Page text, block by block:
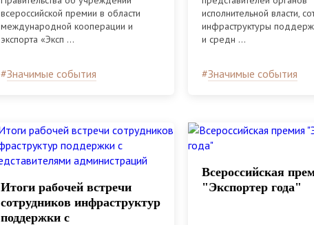
всероссийской премии в области
международной кооперации и
экспорта «Эксп ...
#Значимые события
исполнительной власти,
инфраструктуры
и средн ...
#Значимые события
Итоги рабочей встречи
сотрудников инфраструктур
поддержки с
Всероссийская
"Экспортер года"